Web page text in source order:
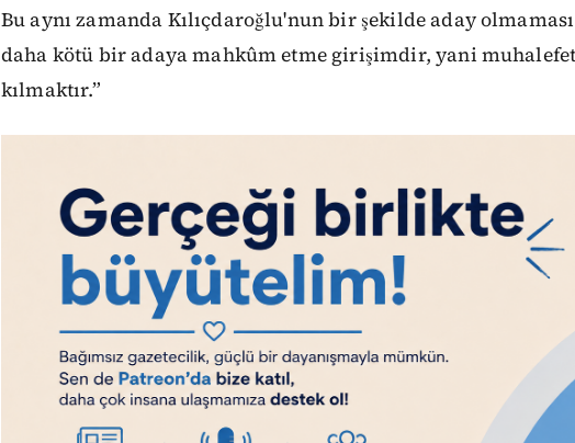
Bu aynı zamanda Kılıçdaroğlu'nun bir şekilde aday
daha kötü bir adaya mahkûm etme girişimdir, yani
kılmaktır.”